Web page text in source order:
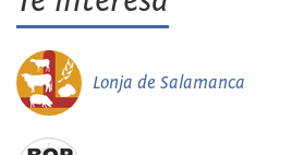
Lonja de Salamanca